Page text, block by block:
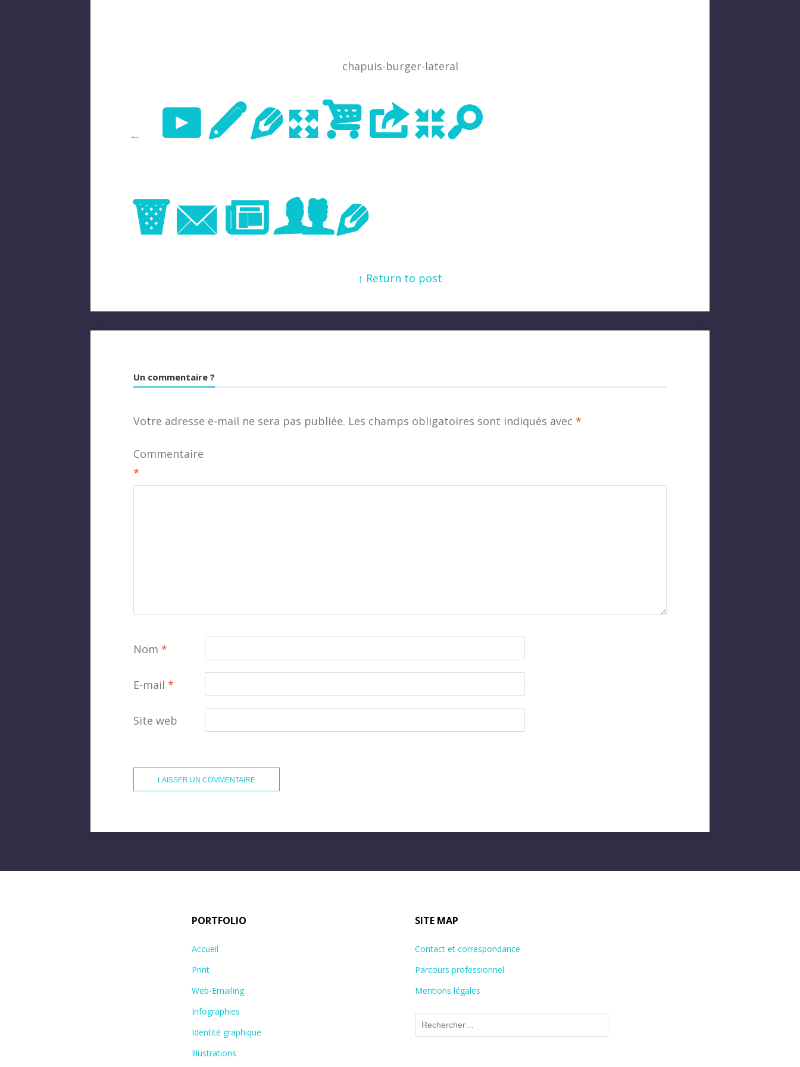
chapuis-burger-lateral
←
Previous
Image
↑ Return to post
Un commentaire ?
Votre adresse e-mail ne sera pas publiée. Les champs obligatoires sont indiqués avec *
Commentaire
*
Nom *
E-mail *
Site web
PORTFOLIO
Accueil
Print
Web-Emailing
Infographies
Identité graphique
Illustrations
SITE MAP
Contact et correspondance
Parcours professionnel
Mentions légales
Rechercher :